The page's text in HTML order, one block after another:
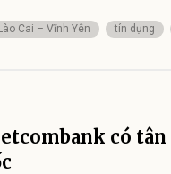
Cai – Vĩnh Yên tín dụng
có tân